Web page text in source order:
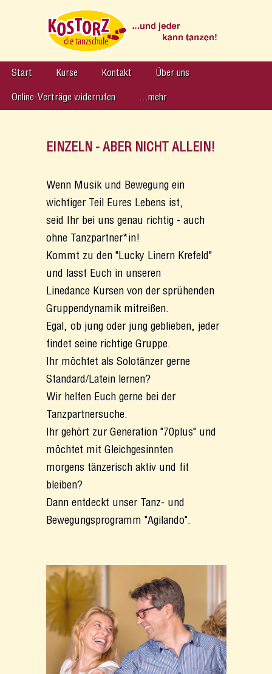
Start Kurse Kontakt Über uns
Online-Verträge widerrufen …mehr
EINZELN - ABER NICHT ALLEIN!
Wenn Musik und Bewegung ein
wichtiger Teil Eures Lebens ist,
seid Ihr bei uns genau richtig - auch
ohne Tanzpartner*in!
Kommt zu den "Lucky Linern Krefeld"
und lasst Euch in unseren
Linedance Kursen von der sprühenden
Gruppendynamik mitreißen.
Egal, ob jung oder jung geblieben, jeder
findet seine richtige Gruppe.
Ihr möchtet als Solotänzer gerne
Standard/Latein lernen?
Wir helfen Euch gerne bei der
Tanzpartnersuche.
Ihr gehört zur Generation "70plus" und
möchtet mit Gleichgesinnten
morgens tänzerisch aktiv und fit
bleiben?
Dann entdeckt unser Tanz- und
Bewegungsprogramm "Agilando".